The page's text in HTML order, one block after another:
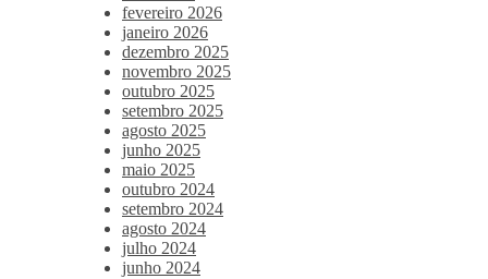
fevereiro 2026
janeiro 2026
dezembro 2025
novembro 2025
outubro 2025
setembro 2025
agosto 2025
junho 2025
maio 2025
outubro 2024
setembro 2024
agosto 2024
julho 2024
junho 2024